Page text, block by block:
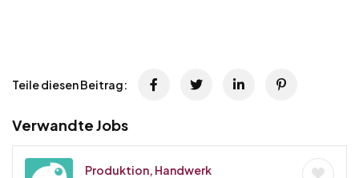
Teile diesen Beitrag:
Verwandte Jobs
Produktion, Handwerk